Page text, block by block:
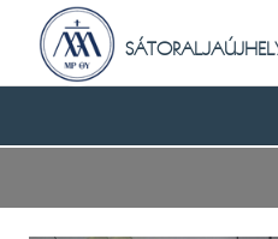
content